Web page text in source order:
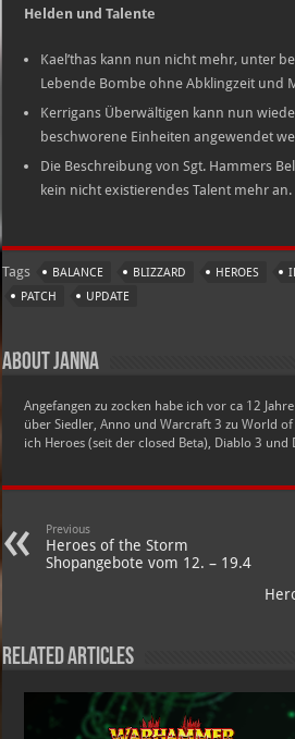
Helden und Talente
Kael’thas kann nun nicht mehr, unter
Lebende Bombe ohne Abklingzeit und
Kerrigans Überwältigen kann nun
beschworene Einheiten angewendet
Die Beschreibung von Sgt. Hammers
kein nicht existierendes Talent mehr an.
Tags BALANCE BLIZZARD HEROES
PATCH
UPDATE
About Janna
Angefangen zu zocken habe ich vor ca 12
über Siedler, Anno und Warcraft 3 zu World
ich Heroes (seit der closed Beta), Diablo 3
Previous
Heroes of the Storm
Shopangebote vom 12. – 19.4
Related Articles